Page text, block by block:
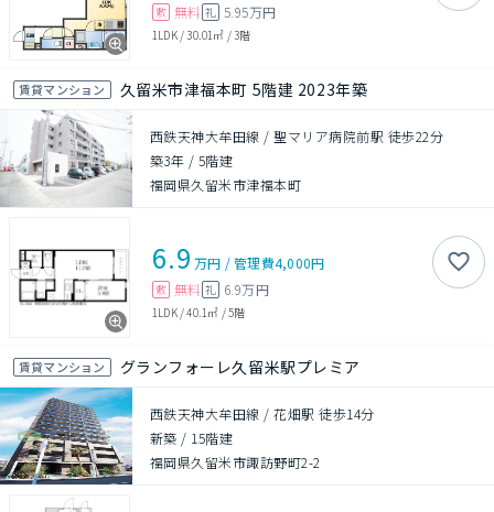
敷 無料 礼 5.95万円
1LDK/30.01㎡ /3階
賃貸マンション 久留米市津福本町 5階建 2023年築
西鉄天神大牟田線 / 聖マリア病院前駅 徒歩22分
築3年 / 5階建
福岡県久留米市津福本町
6.9 万円 /管理費4,000円
敷 無料 礼 6.9万円
1LDK/40.1㎡ /5階
賃貸マンション グランフォーレ久留米駅プレミア
西鉄天神大牟田線 / 花畑駅 徒歩14分
新築 / 15階建
福岡県久留米市諏訪野町2-2